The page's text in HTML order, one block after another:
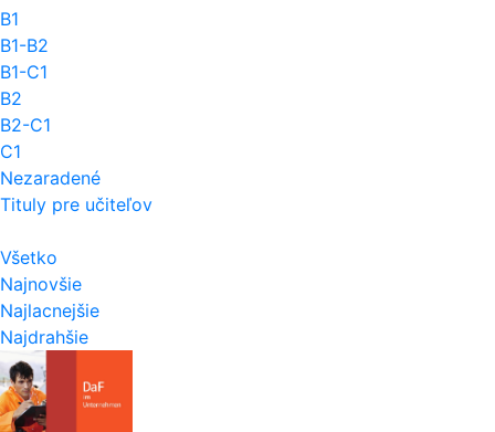
B1
B1-B2
B1-C1
B2
B2-C1
C1
Nezaradené
Tituly pre učiteľov
Všetko
Najnovšie
Najlacnejšie
Najdrahšie